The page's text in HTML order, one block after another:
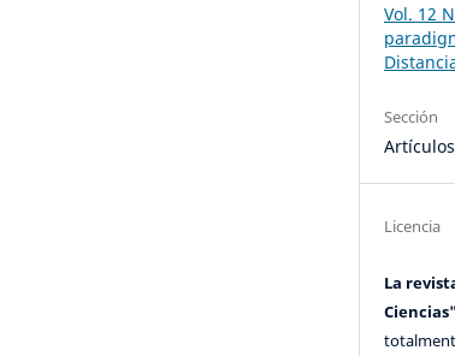
Vol. 12
Sección
Artículos
Licencia
La